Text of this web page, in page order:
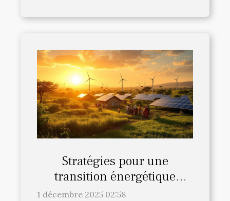
Stratégies pour une
transition énergétique
durable en Afrique
1 décembre 2025 02:58